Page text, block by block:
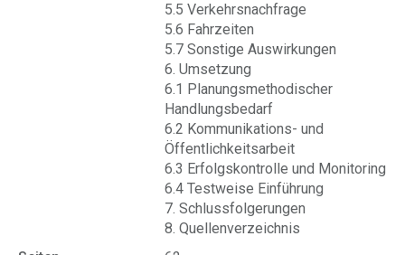
5.5 Verkehrsnachfrage
5.6 Fahrzeiten
5.7 Sonstige Auswirkungen
6. Umsetzung
6.1 Planungsmethodischer
Handlungsbedarf
6.2 Kommunikations- und
Öffentlichkeitsarbeit
6.3 Erfolgskontrolle und Monitoring
6.4 Testweise Einführung
7. Schlussfolgerungen
8. Quellenverzeichnis